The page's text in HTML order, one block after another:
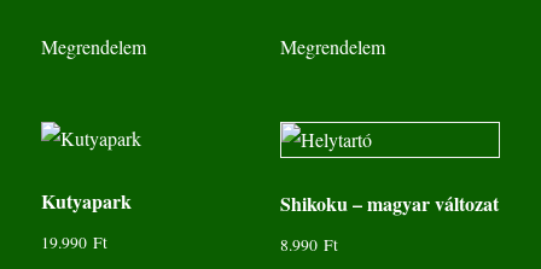
Megrendelem Megrendelem
Kutyapark
19.990Ft
Shikoku – magyar változat
8.990 Ft